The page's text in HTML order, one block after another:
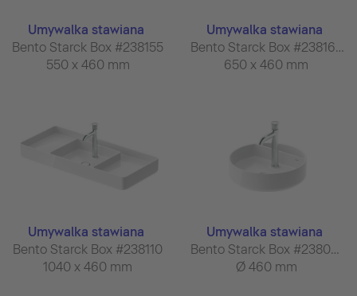
Umywalka stawiana
Bento Starck Box #238155
550 x 460 mm
Umywalka stawiana
Bento Starck Box #238165
650 x 460 mm
Umywalka stawiana
Bento Starck Box #238110
1040 x 460 mm
Umywalka stawiana
Bento Starck Box #238046
Ø 460 mm